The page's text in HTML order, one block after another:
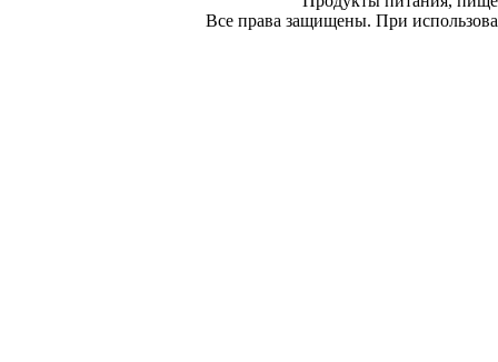
Все права защищены. При